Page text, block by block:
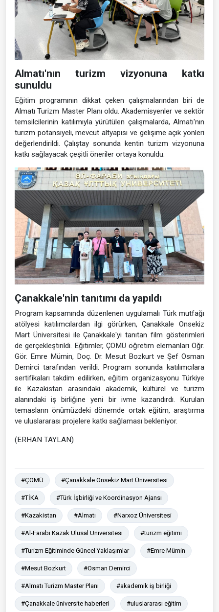
Almatı'nın turizm vizyonuna katkı
sunuldu
Eğitim programının dikkat çeken çalışmalarından biri de
Almatı Turizm Master Planı oldu. Akademisyenler ve sektör
temsilcilerinin katılımıyla yürütülen çalışmalarda, Almatı'nın
turizm potansiyeli, mevcut altyapısı ve gelişime açık yönleri
değerlendirildi. Çalıştay sonunda kentin turizm vizyonuna
katkı sağlayacak çeşitli öneriler ortaya konuldu.
Çanakkale'nin tanıtımı da yapıldı
Program kapsamında düzenlenen uygulamalı Türk mutfağı
atölyesi katılımcılardan ilgi görürken, Çanakkale Onsekiz
Mart Üniversitesi ile Çanakkale'yi tanıtan film gösterimleri
de gerçekleştirildi. Eğitimler, ÇOMÜ öğretim elemanları Öğr.
Gör. Emre Mümin, Doç. Dr. Mesut Bozkurt ve Şef Osman
Demirci tarafından verildi. Program sonunda katılımcılara
sertifikaları takdim edilirken, eğitim organizasyonu Türkiye
ile Kazakistan arasındaki akademik, kültürel ve turizm
alanındaki iş birliğine yeni bir ivme kazandırdı. Kurulan
temasların önümüzdeki dönemde ortak eğitim, araştırma
ve uluslararası projelere katkı sağlaması bekleniyor.
(ERHAN TAYLAN)
#ÇOMÜ #Çanakkale Onsekiz Mart Üniversitesi
#TİKA #Türk İşbirliği ve Koordinasyon Ajansı
#Kazakistan #Almatı #Narxoz Üniversitesi
#Al-Farabi Kazak Ulusal Üniversitesi #turizm eğitimi
#Turizm Eğitiminde Güncel Yaklaşımlar #Emre Mümin
#Mesut Bozkurt #Osman Demirci
#Almatı Turizm Master Planı #akademik iş birliği
#Çanakkale üniversite haberleri #uluslararası eğitim